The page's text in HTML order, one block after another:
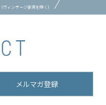
（ヴィンテージ家具を除く）
メルマガ登録